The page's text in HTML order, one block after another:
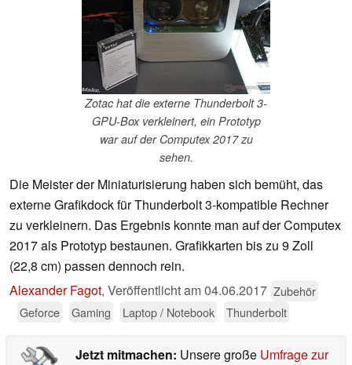
Zotac hat die externe Thunderbolt 3-
GPU-Box verkleinert, ein Prototyp
war auf der Computex 2017 zu
sehen.
Die Meister der Miniaturisierung haben sich bemüht, das
externe Grafikdock für Thunderbolt 3-kompatible Rechner
zu verkleinern. Das Ergebnis konnte man auf der Computex
2017 als Prototyp bestaunen. Grafikkarten bis zu 9 Zoll
(22,8 cm) passen dennoch rein.
Alexander Fagot, Veröffentlicht am04.06.2017 Zubehör
Geforce
Gaming Laptop / Notebook Thunderbolt
Jetzt mitmachen: Unsere große Umfrage zur